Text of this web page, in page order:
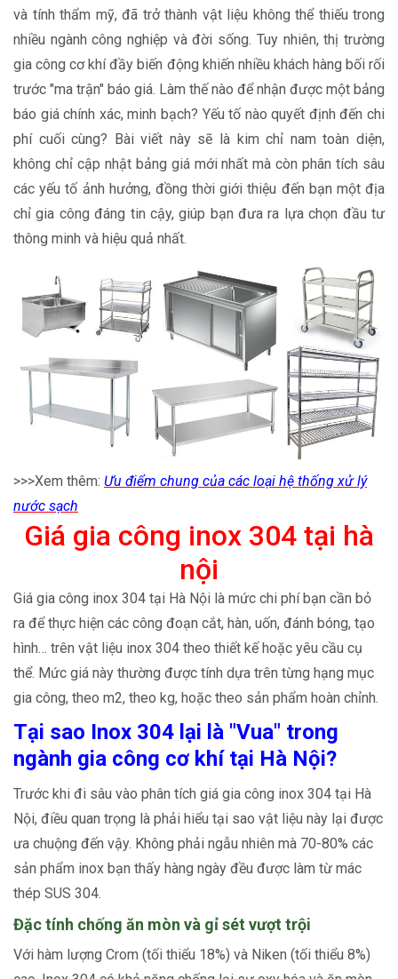
và tính thẩm mỹ, đã trở thành vật liệu không thể thiếu trong
nhiều ngành công nghiệp và đời sống. Tuy nhiên, thị trường
gia công cơ khí đầy biến động khiến nhiều khách hàng bối rối
trước "ma trận" báo giá. Làm thế nào để nhận được một bảng
báo giá chính xác, minh bạch? Yếu tố nào quyết định đến chi
phí cuối cùng? Bài viết này sẽ là kim chỉ nam toàn diện,
không chỉ cập nhật bảng giá mới nhất mà còn phân tích sâu
các yếu tố ảnh hưởng, đồng thời giới thiệu đến bạn một địa
chỉ gia công đáng tin cậy, giúp bạn đưa ra lựa chọn đầu tư
thông minh và hiệu quả nhất.
>>>Xem thêm: Ưu điểm chung của các loại hệ thống xử lý
nước sạch
Giá gia công inox 304 tại hà
nội
Giá gia công inox 304 tại Hà Nội là mức chi phí bạn cần bỏ
ra để thực hiện các công đoạn cắt, hàn, uốn, đánh bóng, tạo
hình… trên vật liệu inox 304 theo thiết kế hoặc yêu cầu cụ
thể. Mức giá này thường được tính dựa trên từng hạng mục
gia công, theo m2, theo kg, hoặc theo sản phẩm hoàn chỉnh.
Tại sao Inox 304 lại là "Vua" trong
ngành gia công cơ khí tại Hà Nội?
Trước khi đi sâu vào phân tích giá gia công inox 304 tại Hà
Nội, điều quan trọng là phải hiểu tại sao vật liệu này lại được
ưa chuộng đến vậy. Không phải ngẫu nhiên mà 70-80% các
sản phẩm inox bạn thấy hàng ngày đều được làm từ mác
thép SUS 304.
Đặc tính chống ăn mòn và gỉ sét vượt trội
Với hàm lượng Crom (tối thiểu 18%) và Niken (tối thiểu 8%)